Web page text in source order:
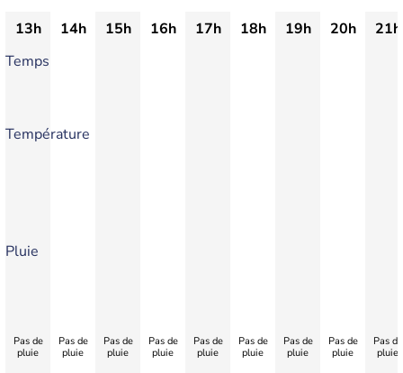
13h 14h 15h 16h 17h 18h 19h 20h
21h
Temps
Température
Pluie
Pas de
pluie
Pas de
pluie
Pas de
pluie
Pas de
pluie
Pas de
pluie
Pas de
pluie
Pas de
pluie
Pas de
pluie
Pas de
pluie